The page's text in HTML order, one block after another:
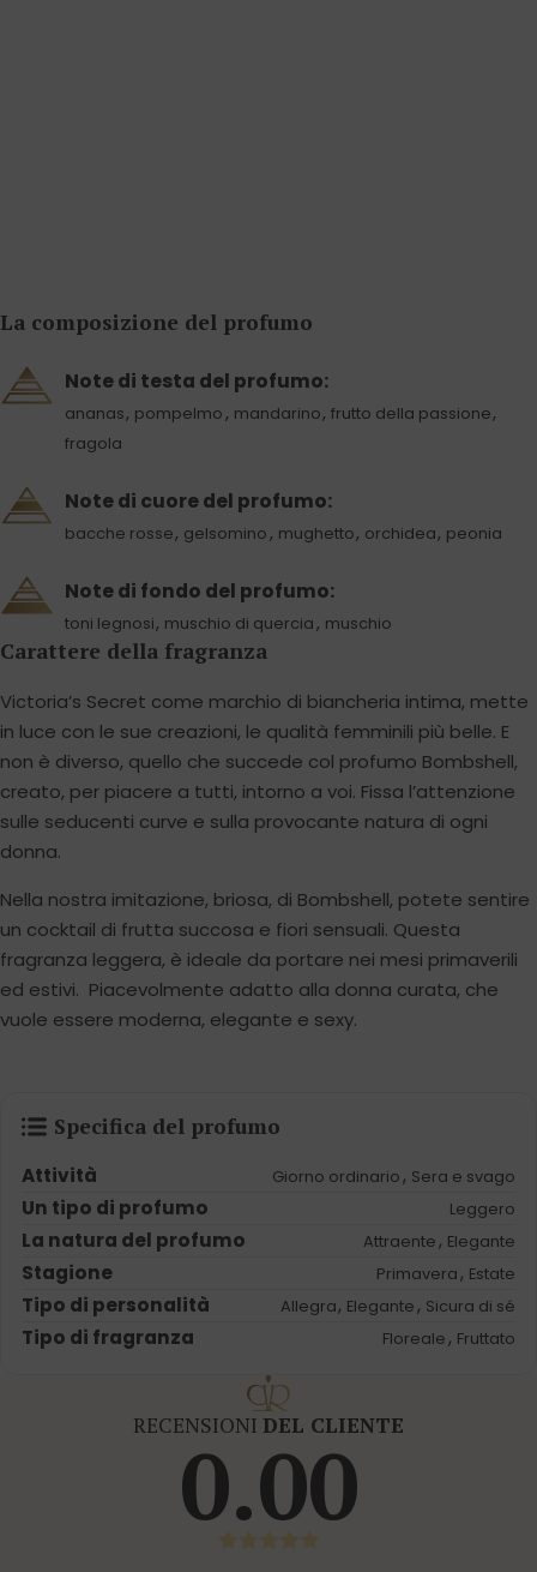
La composizione del profumo
Note di testa del profumo:
ananas, pompelmo , mandarino, frutto della passione,
fragola
Note di cuore del profumo:
bacche rosse, gelsomino , mughetto, orchidea, peonia
Note di fondo del profumo:
toni legnosi, muschio di quercia , muschio
Carattere della fragranza
Victoria’s Secret come marchio di biancheria intima, mette
in luce con le sue creazioni, le qualità femminili più belle. E
non è diverso, quello che succede col profumo Bombshell,
creato, per piacere a tutti, intorno a voi. Fissa l’attenzione
sulle seducenti curve e sulla provocante natura di ogni
donna.
Nella nostra imitazione, briosa, di Bombshell, potete sentire
un cocktail di frutta succosa e fiori sensuali. Questa
fragranza leggera, è ideale da portare nei mesi primaverili
ed estivi. Piacevolmente adatto alla donna curata, che
vuole essere moderna, elegante e sexy.
Specifica del profumo
Attività Giorno ordinario , Sera e svago
Un tipo di profumo Leggero
La natura del profumo Attraente , Elegante
Stagione Primavera , Estate
Tipo di personalità Allegra, Elegante , Sicura di sé
Tipo di fragranza Floreale , Fruttato
RECENSIONI DEL CLIENTE
0.00